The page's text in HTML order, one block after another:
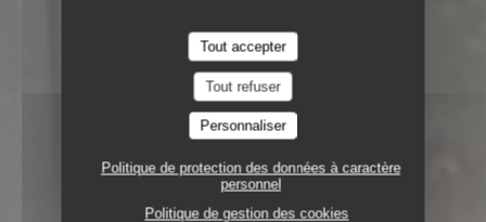
Tout accepter
Tout refuser
Personnaliser
Politique de protection des données à caractère
personnel
Politique de gestion des cookies